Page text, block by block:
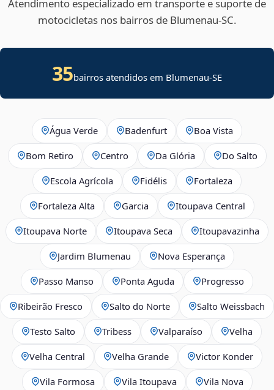
Atendimento especializado em transporte e suporte de
motocicletas nos bairros de Blumenau‑SC.
35bairros atendidos em Blumenau-SE
Água Verde Badenfurt Boa Vista
Bom Retiro Centro Da Glória Do Salto
Escola Agrícola Fidélis Fortaleza
Fortaleza Alta Garcia Itoupava Central
Itoupava Norte Itoupava Seca Itoupavazinha
Jardim Blumenau Nova Esperança
Passo Manso Ponta Aguda Progresso
Ribeirão Fresco Salto do Norte Salto Weissbach
Testo Salto Tribess Valparaíso Velha
Velha Central Velha Grande Victor Konder
Vila Formosa Vila Itoupava Vila Nova